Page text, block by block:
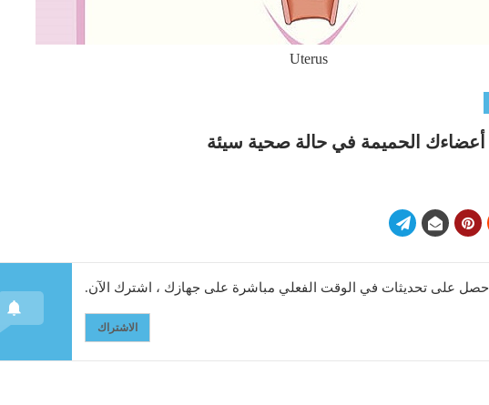
Uterus
احصل على تحديثات في الوقت الفعلي مباشرة على جهازك ، اشترك الآن.
الاشتراك